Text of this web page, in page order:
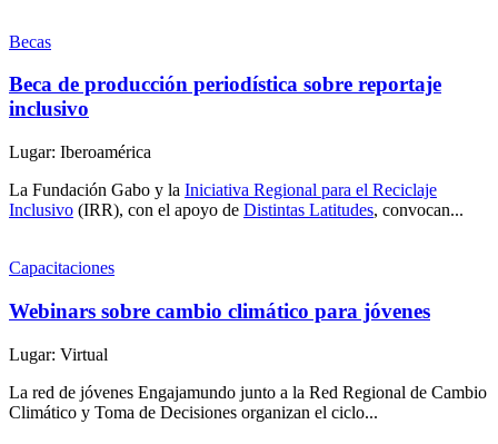
Becas
Beca de producción periodística sobre reportaje
inclusivo
Lugar: Iberoamérica
La Fundación Gabo y la Iniciativa Regional para el Reciclaje
Inclusivo (IRR), con el apoyo de Distintas Latitudes, convocan...
Capacitaciones
Webinars sobre cambio climático para jóvenes
Lugar: Virtual
La red de jóvenes Engajamundo junto a la Red Regional de Cambio
Climático y Toma de Decisiones organizan el ciclo...